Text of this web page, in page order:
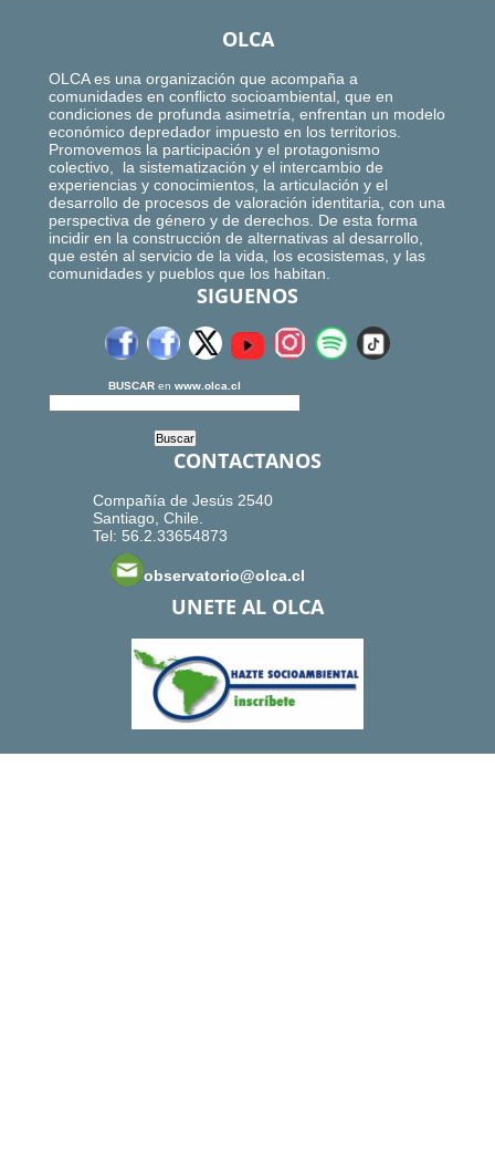
OLCA
OLCA es una organización que acompaña a
comunidades en conflicto socioambiental, que en
condiciones de profunda asimetría, enfrentan un modelo
económico depredador impuesto en los territorios.
Promovemos la participación y el protagonismo
colectivo, la sistematización y el intercambio de
experiencias y conocimientos, la articulación y el
desarrollo de procesos de valoración identitaria, con una
perspectiva de género y de derechos. De esta forma
incidir en la construcción de alternativas al desarrollo,
que estén al servicio de la vida, los ecosistemas, y las
comunidades y pueblos que los habitan.
SIGUENOS
BUSCAR en www.olca.cl
CONTACTANOS
Compañía de Jesús 2540
Santiago, Chile.
Tel: 56.2.33654873
observatorio@olca.cl
UNETE AL OLCA